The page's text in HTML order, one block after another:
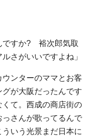
ですか? 裕次郎気取
さがいいですよね」
ウンターのママとお客
が大阪だったんです
て。西成の商店街の
さんが歌ってるんで
いう光景まだ日本に